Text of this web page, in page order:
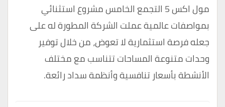
مول اكس 5 التجمع الخامس مشروع استثنائي
بمواصفات عالمية عملت الشركة المطورة له على
جعله فرصة استثمارية لا تعوض، من خلال توفير
وحدات متنوعة المساحات تتناسب مع مختلف
الأنشطة بأسعار تنافسية وأنظمة سداد رائعة.